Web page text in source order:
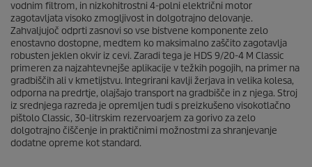
vodnim filtrom, in nizkohitrostni 4-polni električni motor
zagotavljata visoko zmogljivost in dolgotrajno delovanje.
Zahvaljujoč odprti zasnovi so vse bistvene komponente zelo
enostavno dostopne, medtem ko maksimalno zaščito zagotavlja
robusten jeklen okvir iz cevi. Zaradi tega je HDS 9/20-4 M Classic
primeren za najzahtevnejše aplikacije v težkih pogojih, na primer na
gradbiščih ali v kmetijstvu. Integrirani kavlji žerjava in velika kolesa,
odporna na predrtje, olajšajo transport na gradbišče in z njega. Stroj
iz srednjega razreda je opremljen tudi s preizkušeno visokotlačno
pištolo Classic, 30-litrskim rezervoarjem za gorivo za zelo
dolgotrajno čiščenje in praktičnimi možnostmi za shranjevanje
dodatne opreme kot standard.